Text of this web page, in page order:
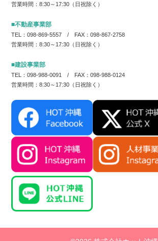
営業時間：8:30～17:30（日祝除く）
■不動産事業部
TEL：098-869-5557 / FAX：098-867-2758
営業時間：8:30～17:30（日祝除く）
■建設事業部
TEL：098-988-0091 / FAX：098-988-0124
営業時間：8:30～17:30（日祝除く）